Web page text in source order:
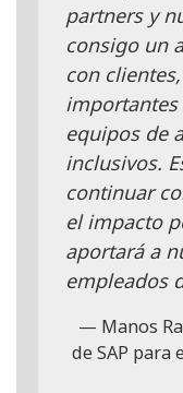
partners y
consigo un
con
equipos de
inclusivos.
continuar
el impacto
aportará a
empleados
Manos
de SAP para